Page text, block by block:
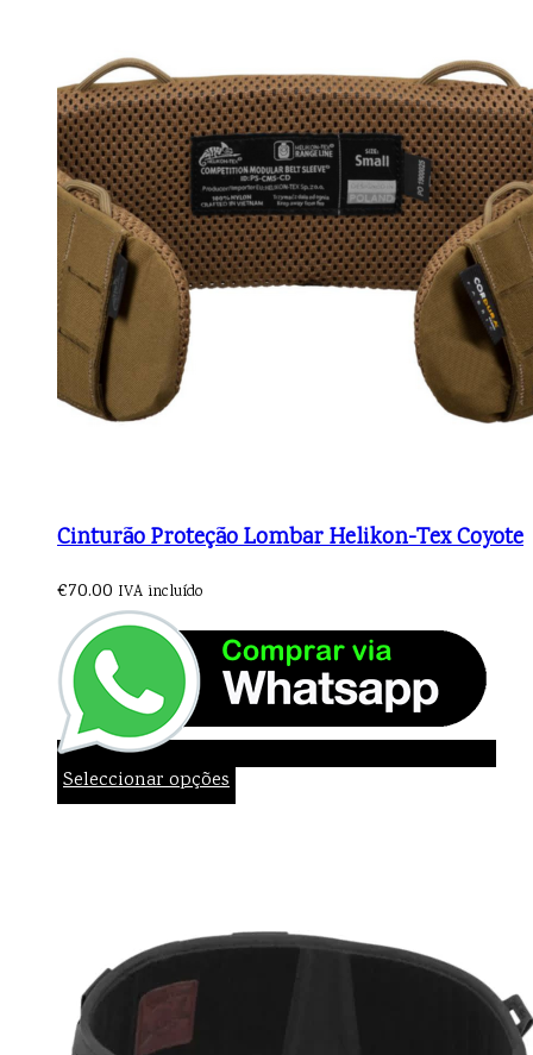
Cinturão Proteção Lombar Helikon-Tex Coyote
€70.00 IVA incluído
Seleccionar opções